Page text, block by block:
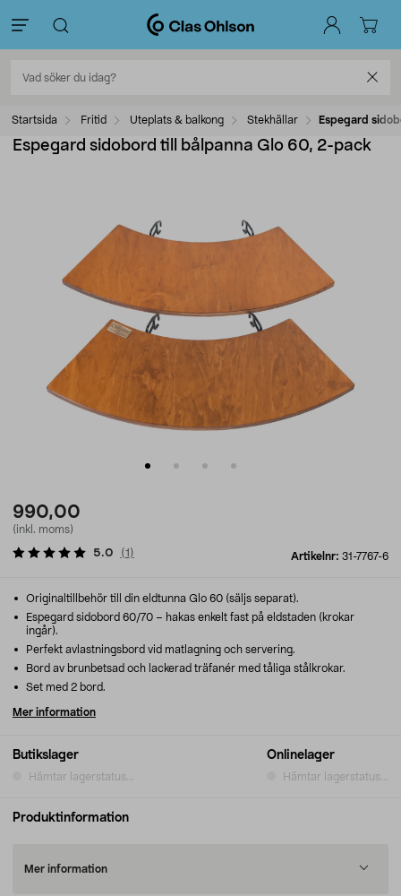
Startsida Fritid Uteplats & balkong Stekhällar Espegard
Espegard sidobord till bålpanna Glo 60, 2-pack
990,00
(inkl. moms)
Artikelnr: 31-7767-6
5.0 (1 )
Butikslager
Hämtar lagerstatus...
Onlinelager
Hämtar lagerstatus...
Originaltillbehör till din eldtunna Glo 60 (säljs separat).
Espegard sidobord 60/70 – hakas enkelt fast på eldstaden (krokar
ingår).
Perfekt avlastningsbord vid matlagning och servering.
Bord av brunbetsad och lackerad träfanér med tåliga stålkrokar.
Set med 2 bord.
Mer information
Produktinformation
Mer information